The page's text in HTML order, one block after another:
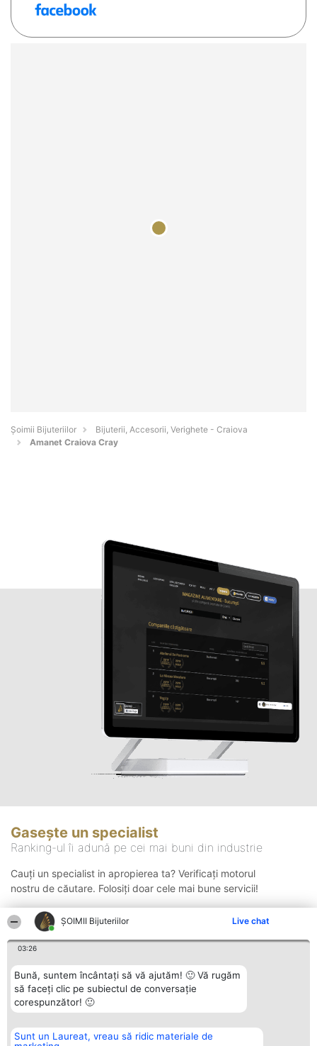
ŞOIMII Bijuteriilor Live chat
03:26
Bună, suntem încântați să vă ajutăm! 🙂 Vă rugăm
să faceți clic pe subiectul de conversație
corespunzător! 🙂
Sunt un Laureat, vreau să ridic materiale de
Şoimii Bijuteriilor
Bijuterii, Accesorii, Verighete - Craiova
Amanet Craiova Cray
Gasește un specialist
Ranking-ul îi adună pe cei mai buni din industrie
Cauți un specialist in apropierea ta? Verificați motorul
nostru de căutare. Folosiți doar cele mai bune servicii!
Organizator Ranking Plebiscyt Contact